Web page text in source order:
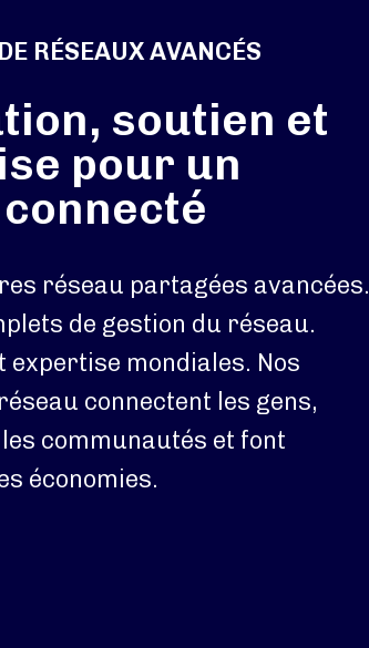
RÉSEAUX AVANCÉS
soutien et
pour un
réseau partagées avancées.
de gestion du réseau.
expertise mondiales. Nos
connectent les gens,
communautés et font
économies.